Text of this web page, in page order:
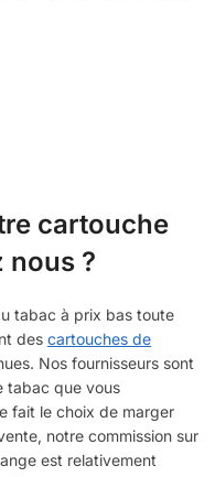
cartouche
nous ?
tabac à prix bas toute
des cartouches de
Nos fournisseurs sont
tabac que vous
fait le choix de marger
notre commission sur
est relativement